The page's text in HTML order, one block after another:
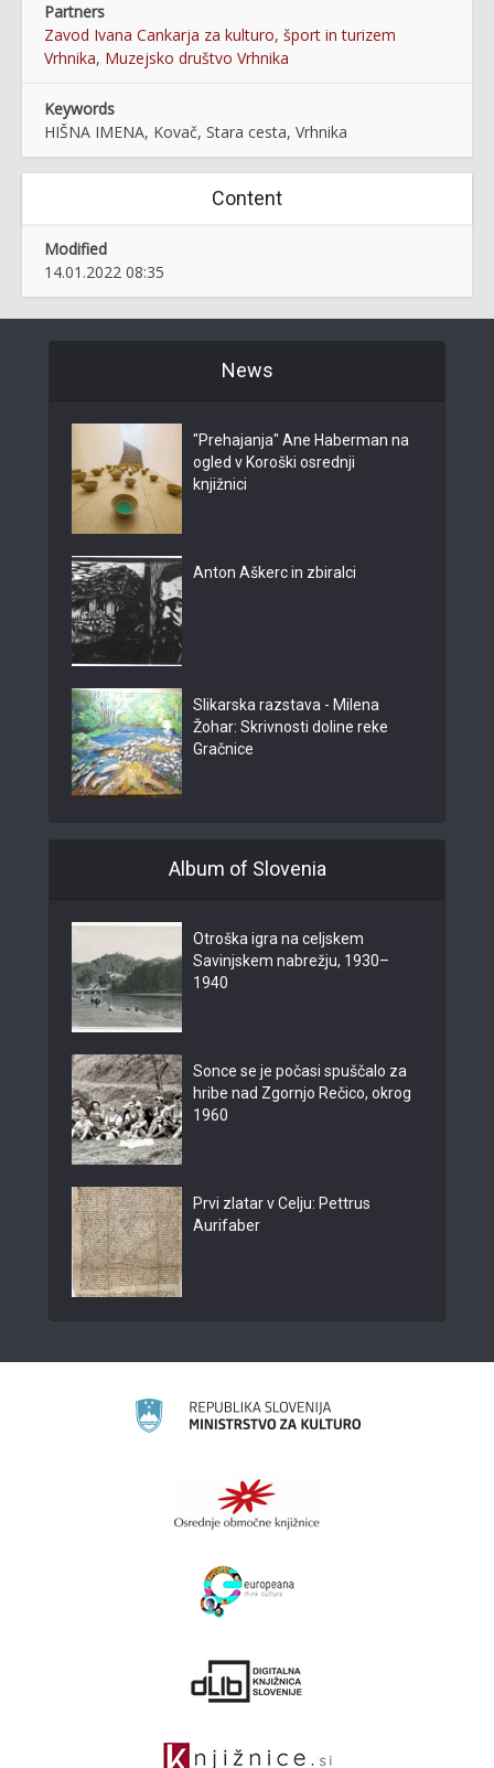
Partners
Zavod Ivana Cankarja za kulturo, šport in turizem
Vrhnika, Muzejsko društvo Vrhnika
Keywords
HIŠNA IMENA, Kovač, Stara cesta, Vrhnika
Content
Modified
14.01.2022 08:35
News
"Prehajanja" Ane Haberman na
ogled v Koroški osrednji
knjižnici
Anton Aškerc in zbiralci
Slikarska razstava - Milena
Žohar: Skrivnosti doline reke
Gračnice
Album of Slovenia
Otroška igra na celjskem
Savinjskem nabrežju, 1930–
1940
Sonce se je počasi spuščalo za
hribe nad Zgornjo Rečico, okrog
1960
Prvi zlatar v Celju: Pettrus
Aurifaber